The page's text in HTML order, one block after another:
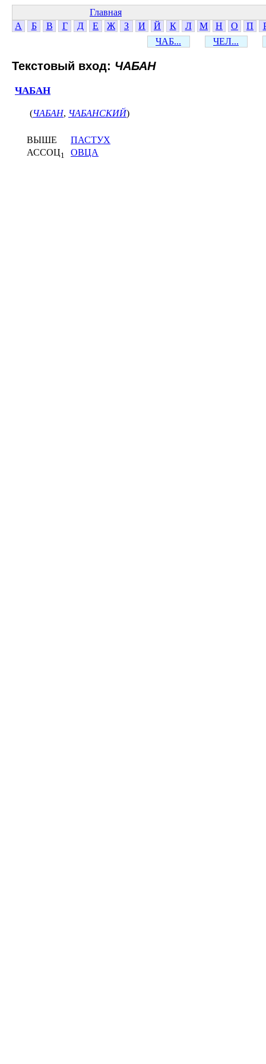
Главная
А
Б В Г Д Е Ж З И Й К Л М Н О П
ЧАБ...
ЧЕЛ...
Текстовый вход: ЧАБАН
ЧАБАН
(ЧАБАН, ЧАБАНСКИЙ)
ВЫШЕ
ПАСТУХ
АССОЦ1 ОВЦА